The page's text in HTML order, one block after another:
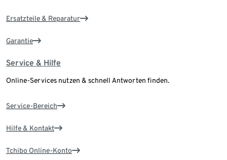
Ersatzteile & Reparatur
Garantie
Service & Hilfe
Online-Services nutzen & schnell Antworten finden.
Service-Bereich
Hilfe & Kontakt
Tchibo Online-Konto